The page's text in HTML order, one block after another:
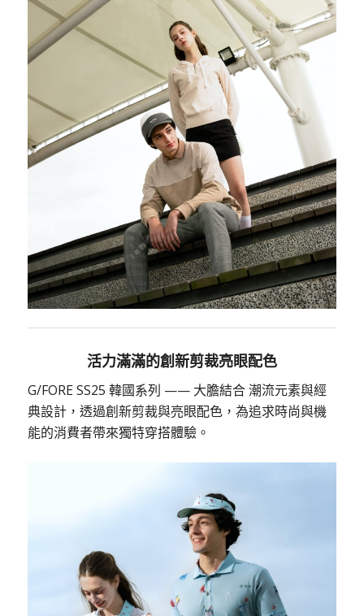
活力滿滿的創新剪裁亮眼配色
G/FORE SS25 韓國系列 —— 大膽結合 潮流元素與經
典設計，透過創新剪裁與亮眼配色，為追求時尚與機
能的消費者帶來獨特穿搭體驗。